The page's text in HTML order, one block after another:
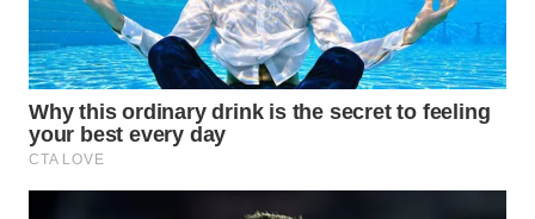
WN
MALUT
WN
DAIRI